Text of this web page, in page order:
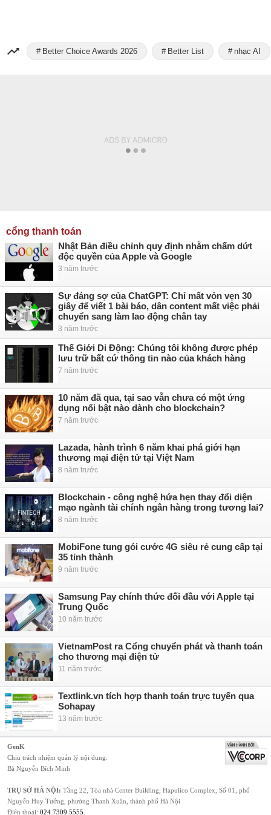
Better Choice Awards 2026 Better List nhạc AI
cổng thanh toán
Nhật Bản điều chỉnh quy định nhằm chấm dứt
độc quyền của Apple và Google
3 năm trước
Sự đáng sợ của ChatGPT: Chỉ mất vỏn vẹn 30
giây để viết 1 bài báo, dân content mất việc phải
chuyển sang làm lao động chân tay
3 năm trước
Thế Giới Di Động: Chúng tôi không được phép
lưu trữ bất cứ thông tin nào của khách hàng
7 năm trước
10 năm đã qua, tại sao vẫn chưa có một ứng
dụng nổi bật nào dành cho blockchain?
7 năm trước
Lazada, hành trình 6 năm khai phá giới hạn
thương mại điện tử tại Việt Nam
8 năm trước
Blockchain - công nghệ hứa hẹn thay đổi diện
mạo ngành tài chính ngân hàng trong tương lai?
8 năm trước
MobiFone tung gói cước 4G siêu rẻ cung cấp tại
35 tỉnh thành
9 năm trước
Samsung Pay chính thức đối đầu với Apple tại
Trung Quốc
10 năm trước
VietnamPost ra Cổng chuyển phát và thanh toán
cho thương mại điện tử
11 năm trước
Textlink.vn tích hợp thanh toán trực tuyến qua
Sohapay
13 năm trước
GenK
Chịu trách nhiệm quản lý nội dung:
Bà Nguyễn Bích Minh
TRỤ SỞ HÀ NỘI: Tầng 22, Tòa nhà Center Building, Hapulico Complex, Số 01, phố
Nguyễn Huy Tưởng, phường Thanh Xuân, thành phố Hà Nội
Điện thoại: 024 7309 5555